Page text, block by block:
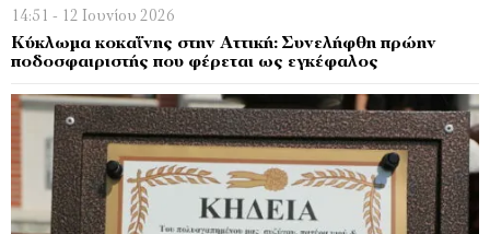
14:51 - 12 Ιουνίου 2026
Κύκλωμα κοκαΐνης στην Αττική: Συνελήφθη πρώην
ποδοσφαιριστής που φέρεται ως εγκέφαλος